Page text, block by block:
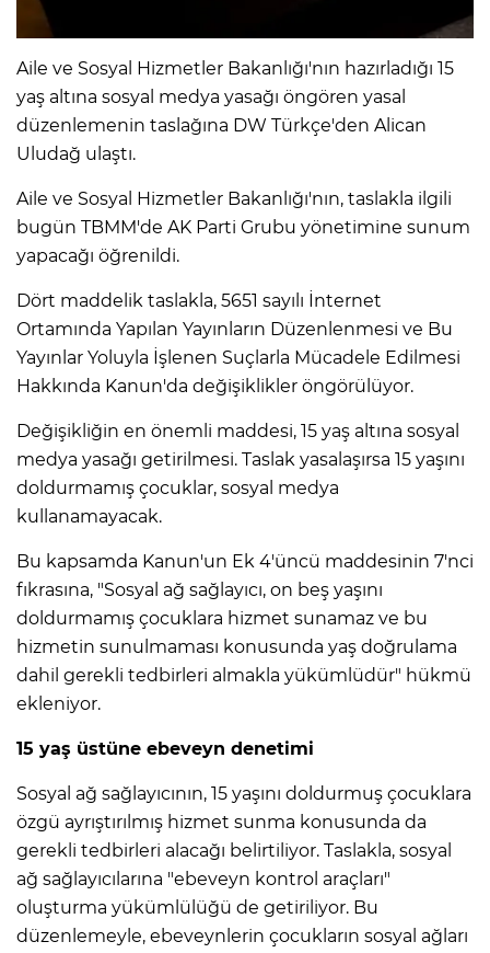
Aile ve Sosyal Hizmetler Bakanlığı'nın hazırladığı 15
yaş altına sosyal medya yasağı öngören yasal
düzenlemenin taslağına DW Türkçe'den Alican
Uludağ ulaştı.
Aile ve Sosyal Hizmetler Bakanlığı'nın, taslakla ilgili
bugün TBMM'de AK Parti Grubu yönetimine sunum
yapacağı öğrenildi.
Dört maddelik taslakla, 5651 sayılı İnternet
Ortamında Yapılan Yayınların Düzenlenmesi ve Bu
Yayınlar Yoluyla İşlenen Suçlarla Mücadele Edilmesi
Hakkında Kanun'da değişiklikler öngörülüyor.
Değişikliğin en önemli maddesi, 15 yaş altına sosyal
medya yasağı getirilmesi. Taslak yasalaşırsa 15 yaşını
doldurmamış çocuklar, sosyal medya
kullanamayacak.
Bu kapsamda Kanun'un Ek 4'üncü maddesinin 7'nci
fıkrasına, "Sosyal ağ sağlayıcı, on beş yaşını
doldurmamış çocuklara hizmet sunamaz ve bu
hizmetin sunulmaması konusunda yaş doğrulama
dahil gerekli tedbirleri almakla yükümlüdür" hükmü
ekleniyor.
15 yaş üstüne ebeveyn denetimi
Sosyal ağ sağlayıcının, 15 yaşını doldurmuş çocuklara
özgü ayrıştırılmış hizmet sunma konusunda da
gerekli tedbirleri alacağı belirtiliyor. Taslakla, sosyal
ağ sağlayıcılarına "ebeveyn kontrol araçları"
oluşturma yükümlülüğü de getiriliyor. Bu
düzenlemeyle, ebeveynlerin çocukların sosyal ağları